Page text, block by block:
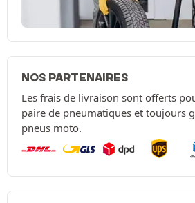
NOS PARTENAIRES
Les frais de livraison sont offerts
paire de pneumatiques et toujours
pneus moto.